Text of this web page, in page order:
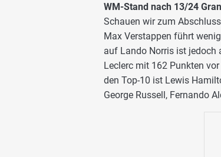
WM-Stand nach 13/24
Schauen wir zum
Max Verstappen führt
auf Lando Norris ist jedoch
Leclerc mit 162 Punkten
den Top-10 ist Lewis
George Russell, Fernando